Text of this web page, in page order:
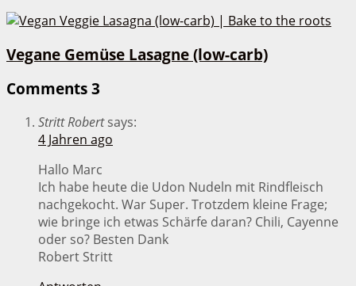
Vegane Gemüse Lasagne (low-carb)
Comments 3
Stritt Robert says:
4 Jahren ago
Hallo Marc
Ich habe heute die Udon Nudeln mit Rindfleisch
nachgekocht. War Super. Trotzdem kleine Frage;
wie bringe ich etwas Schärfe daran? Chili, Cayenne
oder so? Besten Dank
Robert Stritt